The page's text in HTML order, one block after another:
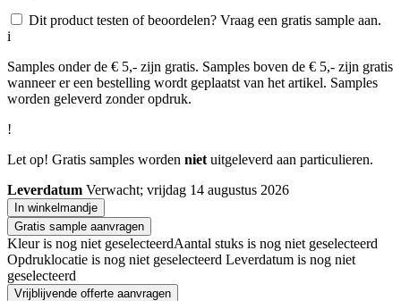
Dit product testen of beoordelen? Vraag een gratis sample aan.
i
Samples onder de € 5,- zijn gratis. Samples boven de € 5,- zijn gratis
wanneer er een bestelling wordt geplaatst van het artikel. Samples
worden geleverd zonder opdruk.
!
Let op! Gratis samples worden niet uitgeleverd aan particulieren.
Leverdatum Verwacht; vrijdag 14 augustus 2026
In winkelmandje
Gratis sample aanvragen
Kleur is nog niet geselecteerdAantal stuks is nog niet geselecteerd
Opdruklocatie is nog niet geselecteerd Leverdatum is nog niet
geselecteerd
Vrijblijvende offerte aanvragen